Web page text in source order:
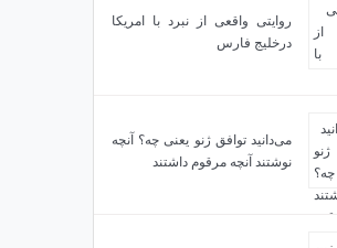
روایتی واقعی از نبرد با امریکا
درخلیج فارس
می‌دانید توافق ژنو یعنی چه؟ آنچه
نوشتند آنچه مرقوم داشتند